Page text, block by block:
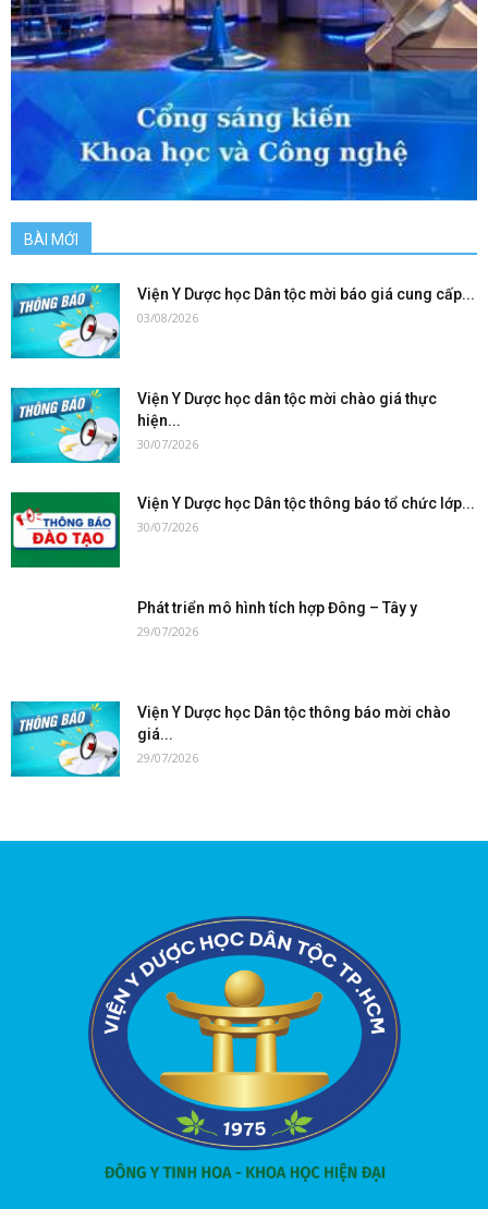
BÀI MỚI
Viện Y Dược học Dân tộc mời báo giá cung cấp...
03/08/2026
Viện Y Dược học dân tộc mời chào giá thực
hiện...
30/07/2026
Viện Y Dược học Dân tộc thông báo tổ chức lớp...
30/07/2026
Phát triển mô hình tích hợp Đông – Tây y
29/07/2026
Viện Y Dược học Dân tộc thông báo mời chào
giá...
29/07/2026